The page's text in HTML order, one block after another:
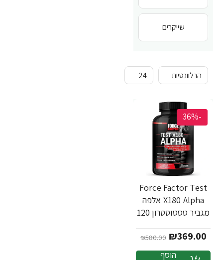
שייקרים
-36%
Force Factor Test
X180 Alpha אלפה
מגביר טסטוסטרון 120
Factor
₪369.00
₪580.00
הוסף